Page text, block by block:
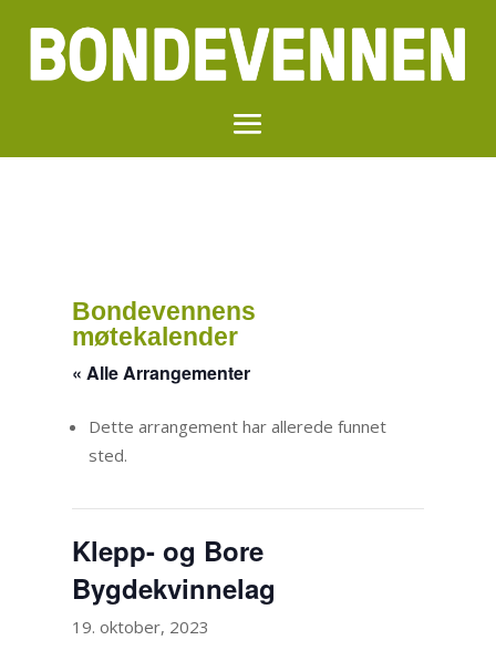
Bondevennens
møtekalender
« Alle Arrangementer
Dette arrangement har allerede funnet
sted.
Klepp- og Bore
Bygdekvinnelag
19. oktober, 2023